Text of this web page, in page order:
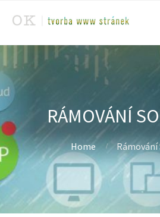
RÁMOVÁNÍ
Home Rámování